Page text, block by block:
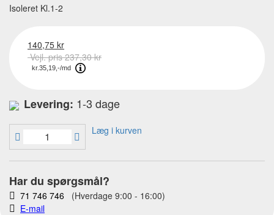
Isoleret Kl.1-2
140,75 kr
Vejl. pris 237,30 kr
Levering: 1-3 dage
Læg i kurven
Har du spørgsmål?
71 746 746 (Hverdage 9:00 - 16:00)
E-mail